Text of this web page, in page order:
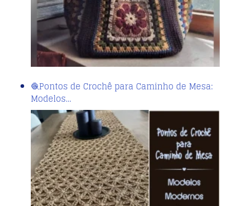
🧶Pontos de Crochê para Caminho de Mesa:
Modelos…